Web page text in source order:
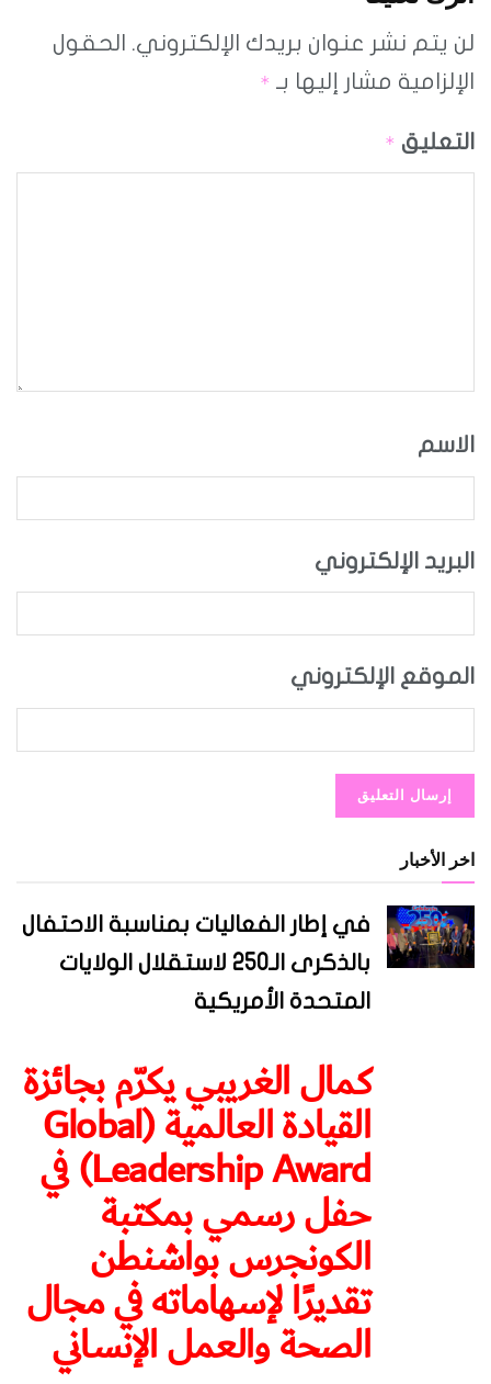
لن يتم نشر عنوان بريدك الإلكتروني. الحقول
الإلزامية مشار إليها بـ *
التعليق *
الاسم
البريد الإلكتروني
الموقع الإلكتروني
اخر الأخبار
في إطار الفعاليات بمناسبة الاحتفال
بالذكرى الـ250 لاستقلال الولايات
المتحدة الأمريكية
كمال الغريبي يكرّم بجائزة
القيادة العالمية (Global
Leadership Award) في
حفل رسمي بمكتبة
الكونجرس بواشنطن
تقديرًا لإسهاماته في مجال
الصحة والعمل الإنساني